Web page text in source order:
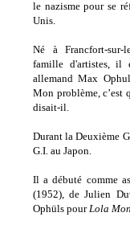
le nazisme pour se
Unis.
Né à Francfort-sur-
famille d'artistes,
allemand Max
Mon problème,
disait-il.
Durant la Deuxième
G.I. au Japon.
Il a débuté comme
(1952), de Julien
Ophüls pourLola